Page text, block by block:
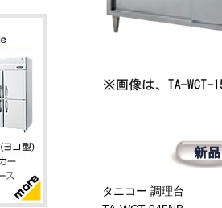
タニコー 調理台